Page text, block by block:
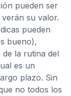
pueden ser
su valor.
pueden
bueno),
la rutina del
es un
plazo. Sin
no todos los